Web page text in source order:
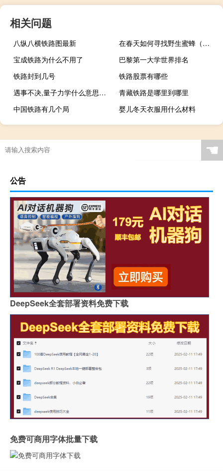
相关问题
八纵八横铁路图最新
在春天如何寻找野生蜜蜂（在春天如何养护肝）
宝成铁路为什么不用了
巴黎第一大学世界排名
铁路封到几号
铁路股票有哪些
遇事不决,量子力学什么意思，下一句是什么什么梗
青藏铁路是哪里到哪里
中国铁路有几个局
婴儿冬天衣服用什么材料
☚
公告
DeepSeek全套部署资料免费下载
免费可商用字体批量下载